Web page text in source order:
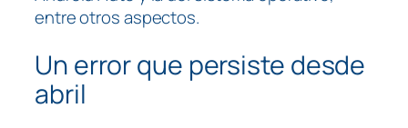
entre otros aspectos.
Un error que persiste desde
abril